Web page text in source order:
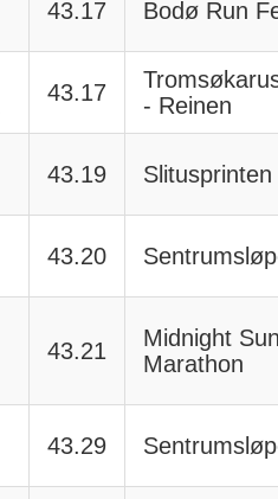
43.17 Bodø Run
43.17
- Reinen
43.19 Slitusprinten
43.20
43.21
Midnight
Marathon
43.29